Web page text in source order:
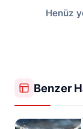
Henüz
Benzer